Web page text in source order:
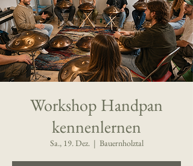
Workshop Handpan
kennenlernen
Sa., 19. Dez.
  |
Bauernholztal